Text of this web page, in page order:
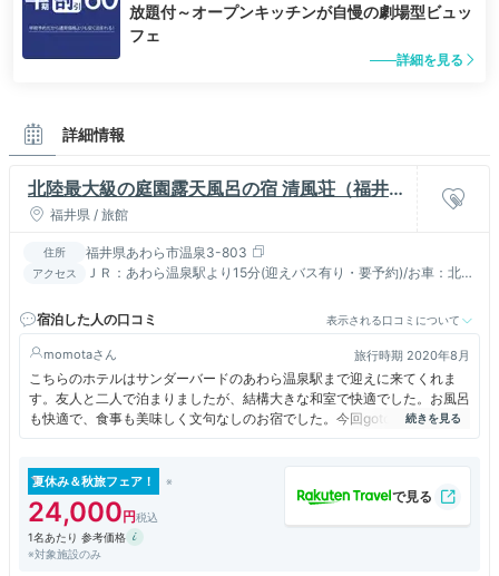
放題付～オープンキッチンが自慢の劇場型ビュッ
フェ
詳細を見る
詳細情報
北陸最大級の庭園露天風呂の宿 清風荘（福井県
あわら市）
福井県 / 旅館
住所 福井県あわら市温泉3-803
アクセス
ＪＲ：あわら温泉駅より15分(迎えバス有り・要予約)/お車：北陸
宿泊した人の口コミ
表示される口コミについて
momota 旅行時期 2020年8月
こちらのホテルはサンダーバードのあわら温泉駅まで迎えに来てくれま
す。友人と二人で泊まりましたが、結構大きな和室で快適でした。お風呂
も快適で、食事も美味しく文句なしのお宿でした。今回gotoトラベルで
とてもリーズナブルに楽しめました。
夏休み＆秋旅フェア！
24,000
1名あたり 参考価格
※対象施設のみ